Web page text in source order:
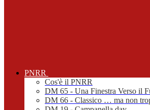
PNRR
Cos'è il PNRR
DM 65 - Una Finestra Verso il
DM 66 - Classico … ma non